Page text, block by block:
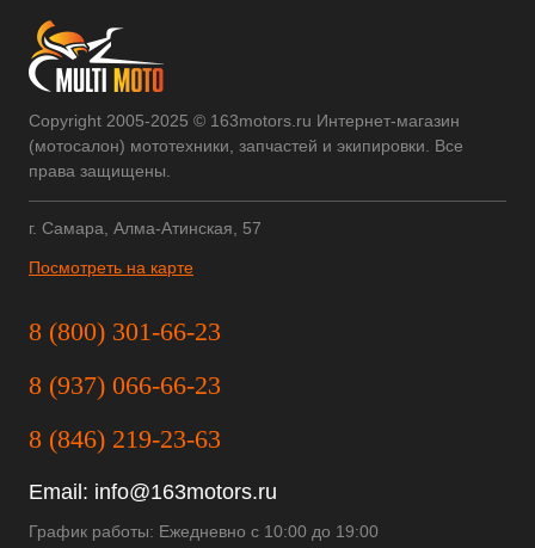
Copyright 2005-2025 © 163motors.ru Интернет-магазин
(мотосалон) мототехники, запчастей и экипировки. Все
права защищены.
г. Самара, Алма-Атинская, 57
Посмотреть на карте
8 (800) 301-66-23
8 (937) 066-66-23
8 (846) 219-23-63
Email: info@163motors.ru
График работы: Ежедневно с 10:00 до 19:00